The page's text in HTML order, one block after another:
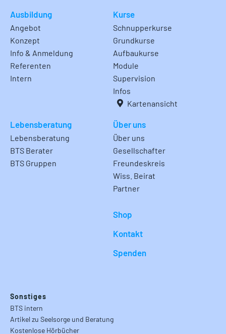
Ausbildung
Angebot
Konzept
Info & Anmeldung
Referenten
Intern
Kurse
Schnupperkurse
Grundkurse
Aufbaukurse
Module
Supervision
Infos
Kartenansicht
Lebensberatung
Lebensberatung
BTS Berater
BTS Gruppen
Über uns
Über uns
Gesellschafter
Freundeskreis
Wiss. Beirat
Partner
Shop
Kontakt
Spenden
Sonstiges
BTS intern
Artikel zu Seelsorge und Beratung
Kostenlose Hörbücher